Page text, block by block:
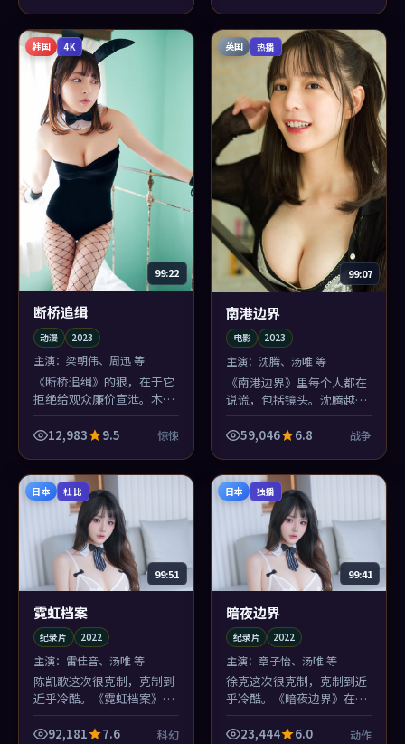
韩国 4K
99:22
断桥追缉
动漫 2023
主演： 梁朝伟、周迅 等
《断桥追缉》的狠，在于它
拒绝给观众廉价宣泄。木村
拓哉该哭的时候不哭，该笑
的时候笑一下，像把盐撒进
12,983 9.5 惊悚
英国 热播
99:07
南港边界
电影 2023
主演：沈腾、汤唯 等
《南港边界》里每个人都在
说谎，包括镜头。沈腾越是
诚恳，你越不敢信；这种黏
腻的电影，看一部少一部。
59,046 6.8 战争
日本 杜比
99:51
霓虹档案
纪录片 2022
主演： 雷佳音、汤唯 等
陈凯歌这次很克制，克制到
近乎冷酷。《霓虹档案》在
跨年庙会把情绪压到最低
温，反而让汤唯的一场爆发
92,181 7.6 科幻
日本 独播
99:41
暗夜边界
纪录片 2022
主演：章子怡、汤唯 等
徐克这次很克制，克制到近
乎冷酷。《暗夜边界》在跨
年庙会把情绪压到最低温，
反而让汤唯的一场爆发像闪
23,444 6.0 动作